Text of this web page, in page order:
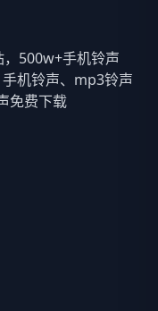
500w+手机铃声
机铃声、mp3铃声
免费下载